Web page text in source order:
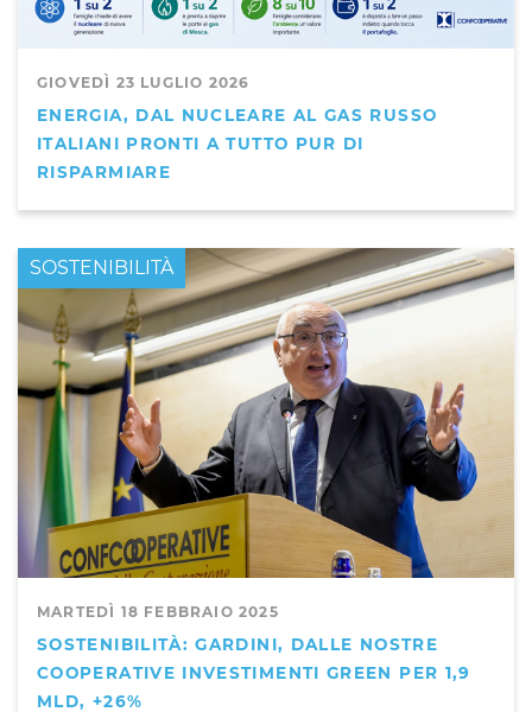
GIOVEDÌ 23 LUGLIO 2026
ENERGIA, DAL NUCLEARE AL GAS RUSSO
ITALIANI PRONTI A TUTTO PUR DI
RISPARMIARE
MARTEDÌ 18 FEBBRAIO 2025
SOSTENIBILITÀ: GARDINI, DALLE NOSTRE
COOPERATIVE INVESTIMENTI GREEN PER 1,9
MLD, +26%
PRIMO PIANO
SOSTENIBILITÀ